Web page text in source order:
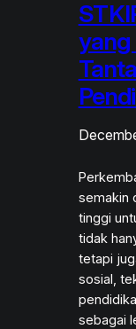
yang
semakin
tinggi
tidak
tetapi
sosial,
sebagai